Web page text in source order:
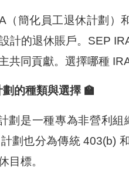
（簡化員工退休計劃）
計的退休賬戶。SEP
共同貢獻。選擇哪種
的種類與選擇 🏫
劃是一種專為非營利
劃也分為傳統 403(b)
目標。